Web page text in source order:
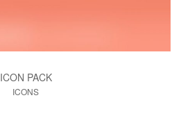
ICON PACK
ICONS